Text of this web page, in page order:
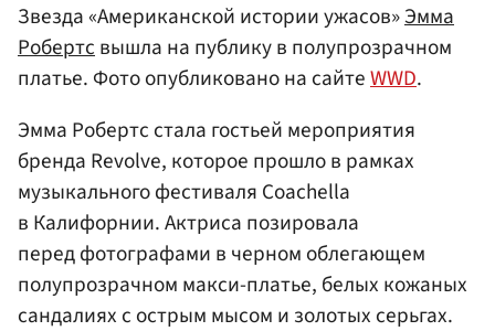
Звезда «Американской истории ужасов»Эмма
Робертсвышла на публику в полупрозрачном
платье. Фото опубликовано на сайтеWWD.
Эмма Робертс стала гостьей мероприятия
бренда Revolve, которое прошло в рамках
музыкального фестиваля Coachella
в Калифорнии. Актриса позировала
перед фотографами в черном облегающем
полупрозрачном макси-платье, белых кожаных
сандалиях с острым мысом и золотых серьгах.